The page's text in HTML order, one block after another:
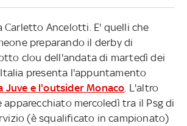
Ancelotti. E' quelli che
preparando il derby di
clou dell'andata di martedì dei
presenta l'appuntamento
Juve e l'outsider Monaco . L'altro
apparecchiato mercoledì tra il Psg di
(è squalificato in campionato)